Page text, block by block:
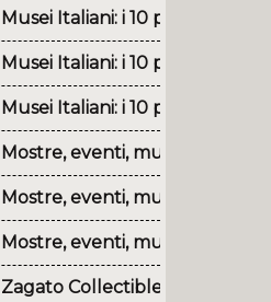
Musei Italiani: i 10 post più
Musei Italiani: i 10 post più
Musei Italiani: i 10 post più
Mostre, eventi, musei e
Mostre, eventi, musei e
Mostre, eventi, musei e
Zagato Collectibles and Design